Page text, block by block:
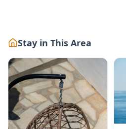
Stay in This Area